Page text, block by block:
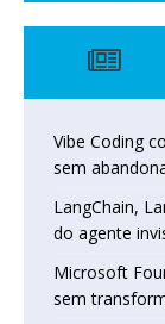
Vibe Coding
sem
LangChain,
do agente
Microsoft
sem